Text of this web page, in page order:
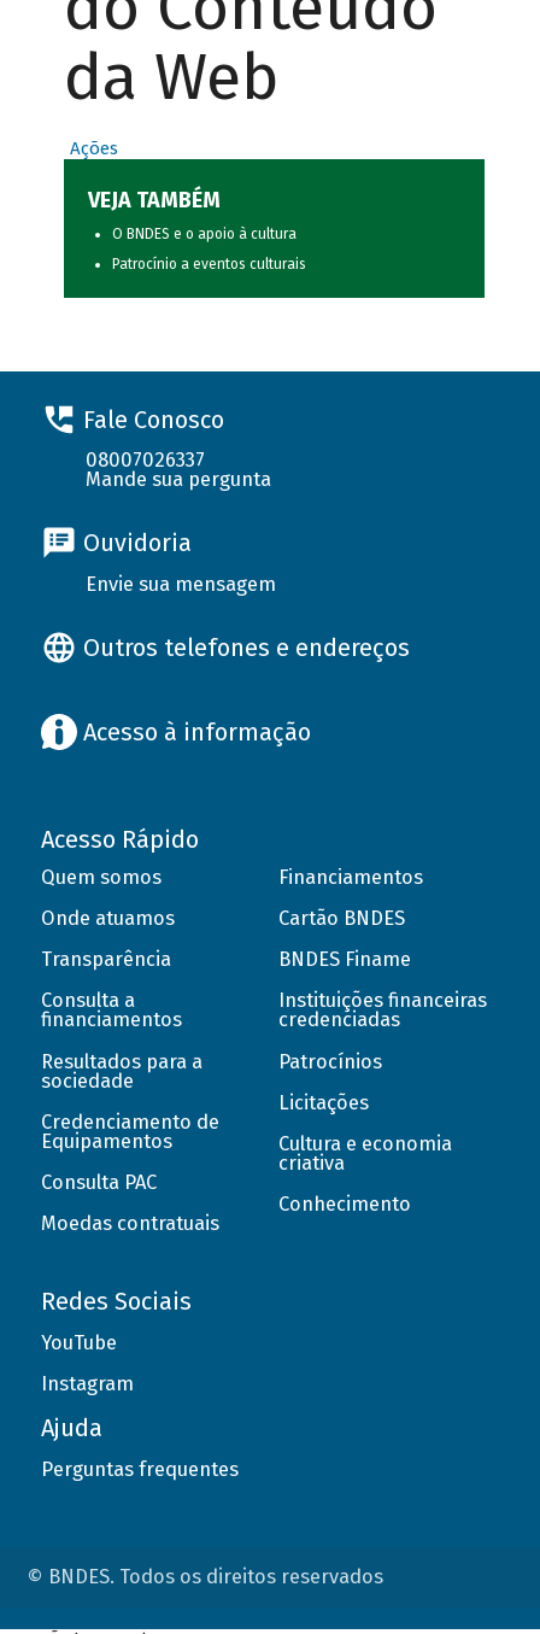
da Web
Ações
VEJA TAMBÉM
O BNDES e o apoio à cultura
Patrocínio a eventos culturais
Fale Conosco
08007026337
Mande sua pergunta
Ouvidoria
Envie sua mensagem
Outros telefones e endereços
Acesso à informação
Acesso Rápido
Quem somos
Onde atuamos
Transparência
Consulta a
financiamentos
Resultados para a
sociedade
Credenciamento de
Equipamentos
Consulta PAC
Moedas contratuais
Financiamentos
Cartão BNDES
BNDES Finame
Instituições financeiras
credenciadas
Patrocínios
Licitações
Cultura e economia
criativa
Conhecimento
Redes Sociais
YouTube
Instagram
Ajuda
Perguntas frequentes
© BNDES. Todos os direitos reservados